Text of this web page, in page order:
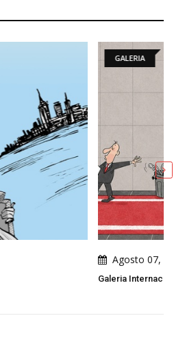
De Cartuns Sobre A Palestina